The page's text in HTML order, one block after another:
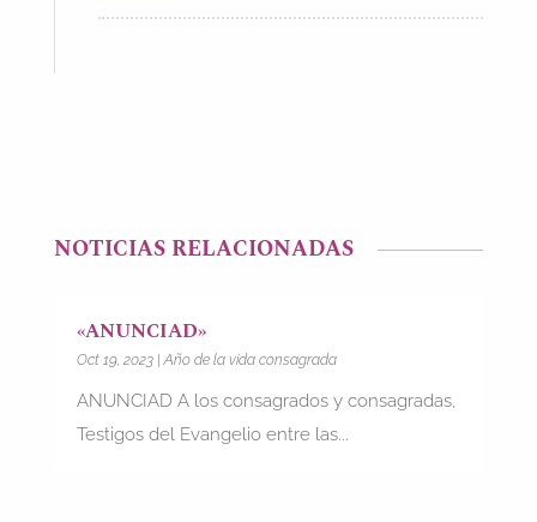
NOTICIAS RELACIONADAS
«ANUNCIAD»
Oct 19, 2023|Año de la vida consagrada
ANUNCIAD A los consagrados y consagradas,
Testigos del Evangelio entre las...